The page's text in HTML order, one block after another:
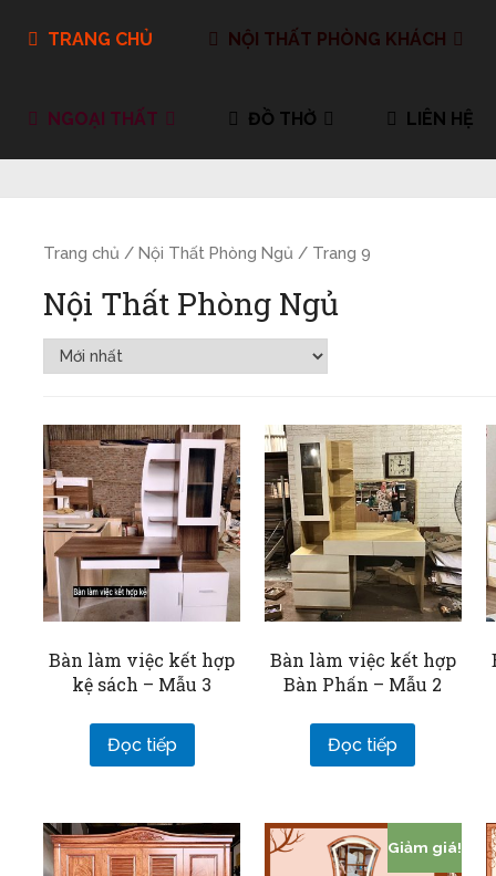
TRANG CHỦ NỘI THẤT PHÒNG KHÁCH
NGOẠI THẤT ĐỒ THỜ LIÊN HỆ
Trang chủ /Nội Thất Phòng Ngủ / Trang 9
Nội Thất Phòng Ngủ
Bàn làm việc kết hợp
kệ sách – Mẫu 3
Đọc tiếp
Bàn làm việc kết hợp
Bàn Phấn – Mẫu 2
Đọc tiếp
Giảm giá!